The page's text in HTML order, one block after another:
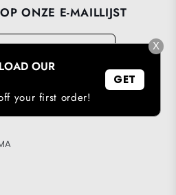
ONZE E-MAILLIJST
→ X
OUR
your first order!
GET